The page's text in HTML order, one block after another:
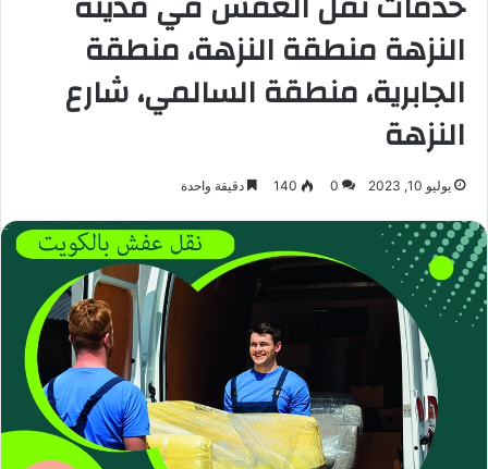
النزهة منطقة النزهة، منطقة
الجابرية، منطقة السالمي، شارع
النزهة
يوليو 10, 2023 0
140 دقيقة واحدة